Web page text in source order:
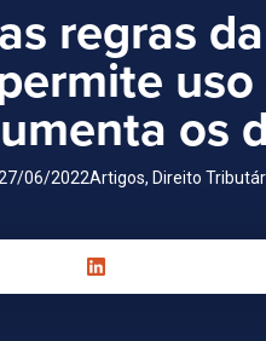
regras
os
06/2022Artigos, Direito